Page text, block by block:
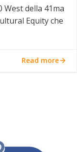
West della 41ma
Equity che
Read more